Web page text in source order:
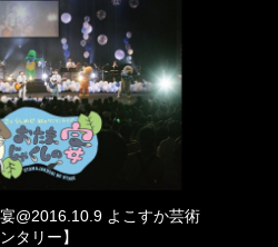
@2016.10.9 よこすか芸術
タリー】